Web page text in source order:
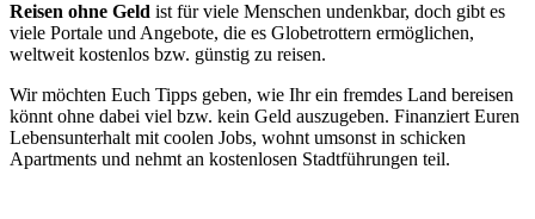
Reisen ohne Geld ist für viele Menschen undenkbar, doch gibt es
viele Portale und Angebote, die es Globetrottern ermöglichen,
weltweit kostenlos bzw. günstig zu reisen.
Wir möchten Euch Tipps geben, wie Ihr ein fremdes Land bereisen
könnt ohne dabei viel bzw. kein Geld auszugeben. Finanziert Euren
Lebensunterhalt mit coolen Jobs, wohnt umsonst in schicken
Apartments und nehmt an kostenlosen Stadtführungen teil.